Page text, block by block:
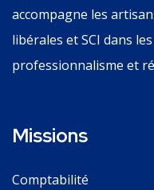
accompagne les
libérales et SCI dans
professionnalisme et
Missions
Comptabilité